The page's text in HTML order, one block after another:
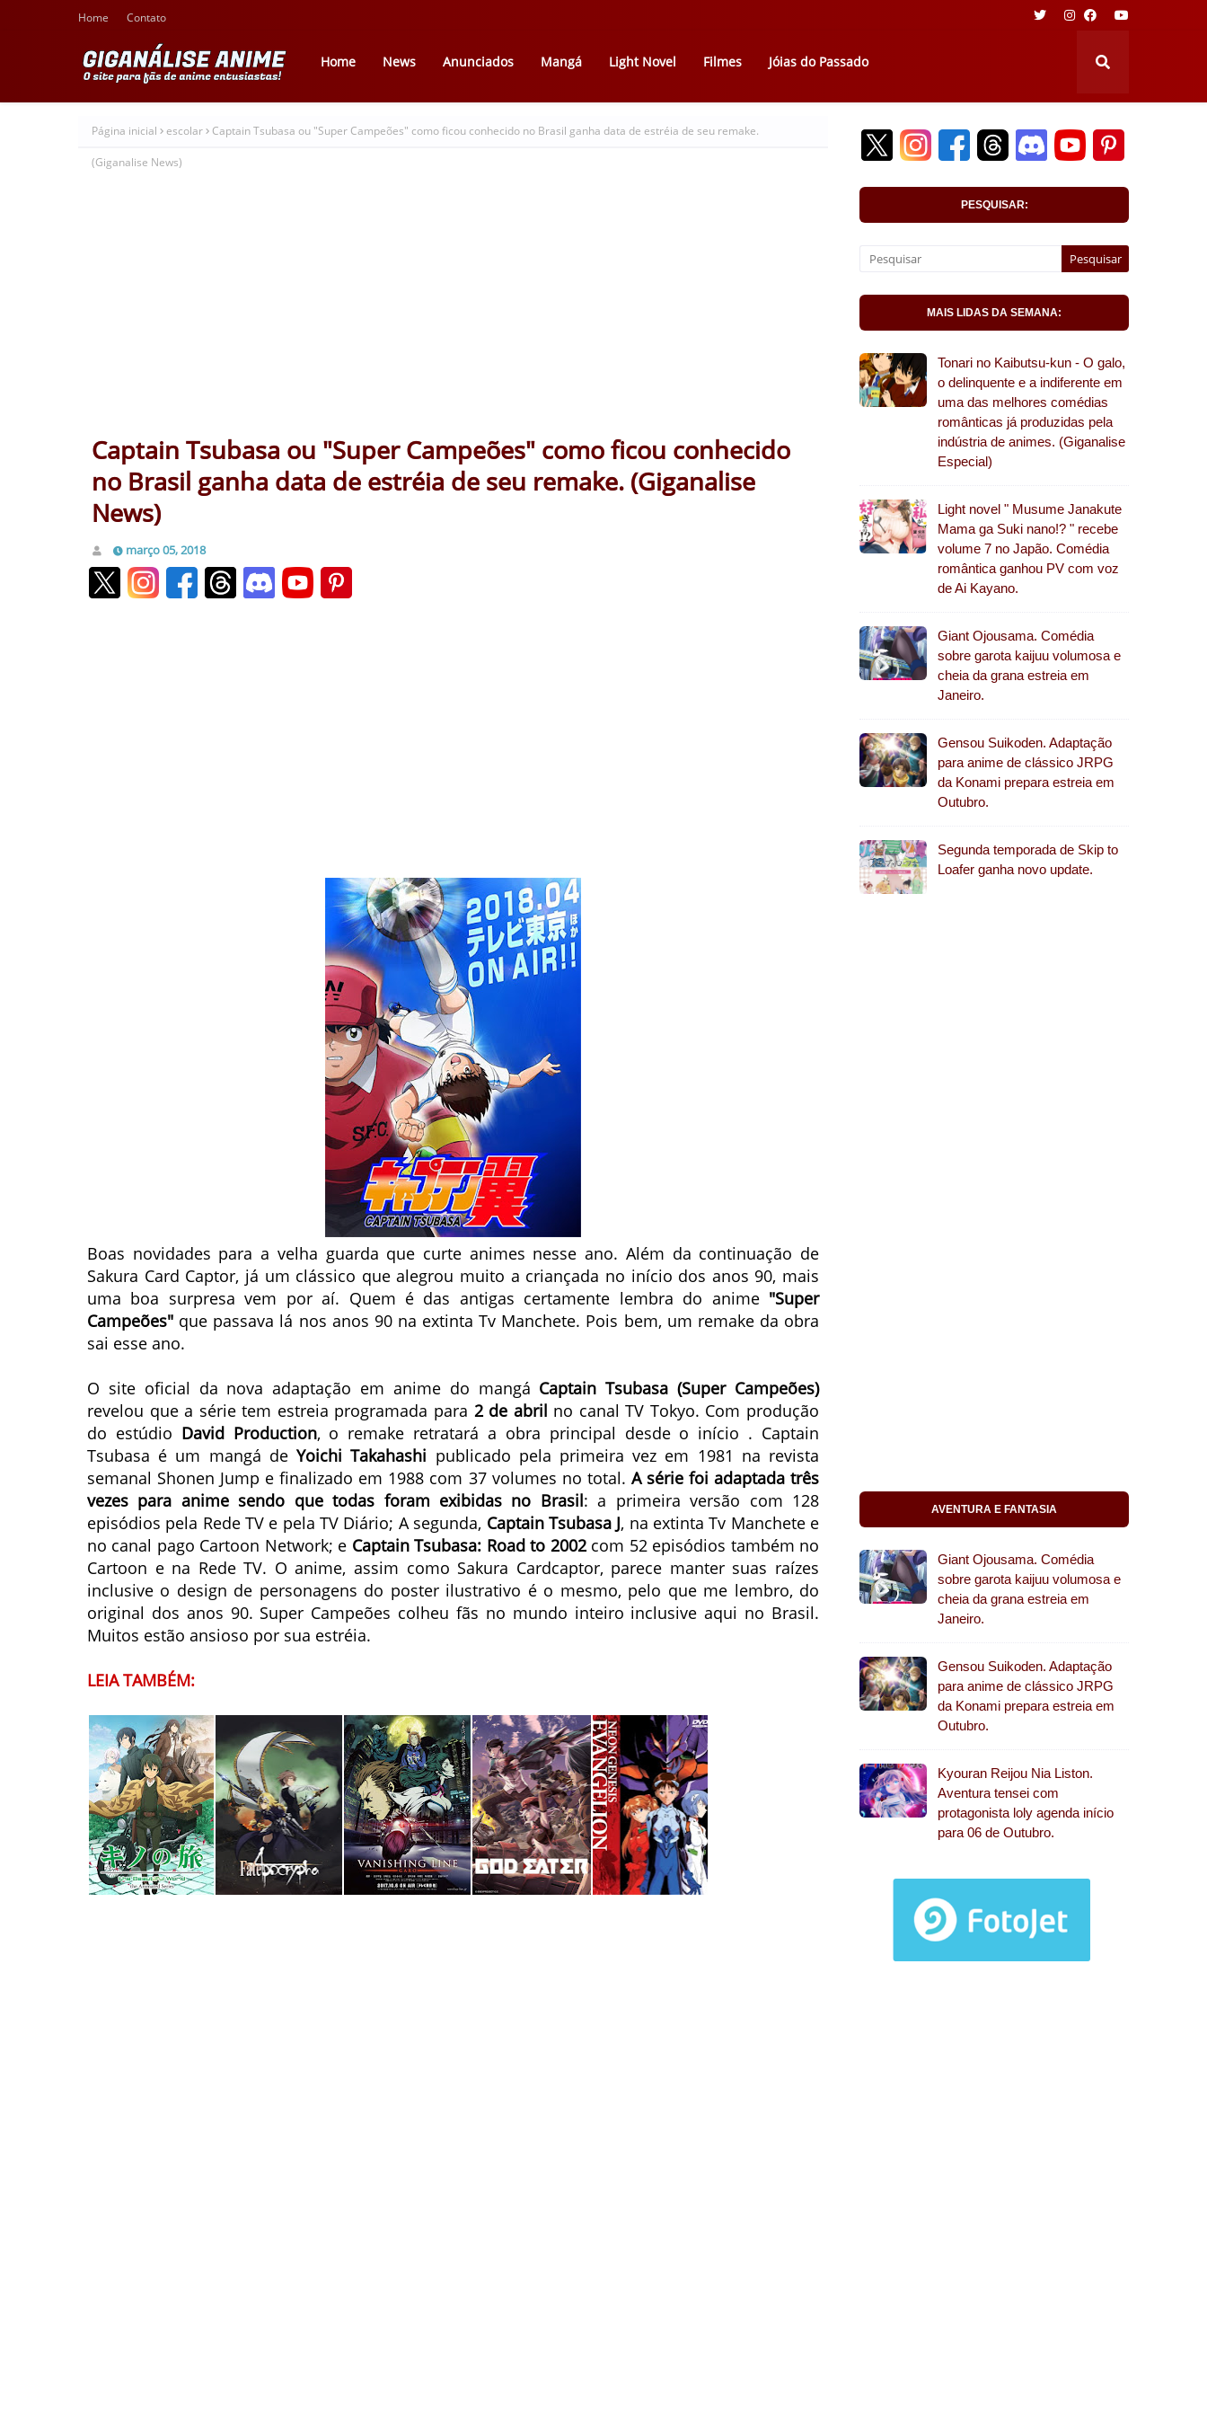
Home Contato
Home News Anunciados Mangá Light Novel Filmes Jóias do Passado
Página inicial escolar Captain Tsubasa ou "Super Campeões" como ficou conhecido no Brasil ganha data de estréia de seu remake.
(Giganalise News)
Captain Tsubasa ou "Super Campeões" como ficou conhecido
no Brasil ganha data de estréia de seu remake. (Giganalise
News)
março 05, 2018
Boas novidades para a velha guarda que curte animes nesse ano. Além da continuação de
Sakura Card Captor, já um clássico que alegrou muito a criançada no início dos anos 90, mais
uma boa surpresa vem por aí. Quem é das antigas certamente lembra do anime "Super
Campeões" que passava lá nos anos 90 na extinta Tv Manchete. Pois bem, um remake da obra
sai esse ano.
O site oficial da nova adaptação em anime do mangá Captain Tsubasa (Super Campeões)
revelou que a série tem estreia programada para 2 de abril no canal TV Tokyo. Com produção
do estúdio David Production, o remake retratará a obra principal desde o início . Captain
Tsubasa é um mangá deYoichi Takahashi publicado pela primeira vez em 1981 na revista
semanal Shonen Jump e finalizado em 1988 com 37 volumes no total. A série foi adaptada três
vezes para anime sendo que todas foram exibidas no Brasil: a primeira versão com 128
episódios pela Rede TV e pela TV Diário; A segunda, Captain Tsubasa J, na extinta Tv Manchete e
no canal pago Cartoon Network; e Captain Tsubasa: Road to 2002com 52 episódios também no
Cartoon e na Rede TV. O anime, assim como Sakura Cardcaptor, parece manter suas raízes
inclusive o design de personagens do poster ilustrativo é o mesmo, pelo que me lembro, do
original dos anos 90. Super Campeões colheu fãs no mundo inteiro inclusive aqui no Brasil.
Muitos estão ansioso por sua estréia.
LEIA TAMBÉM:
PESQUISAR:
MAIS LIDAS DA SEMANA:
Tonari no Kaibutsu-kun - O galo,
o delinquente e a indiferente em
uma das melhores comédias
românticas já produzidas pela
indústria de animes. (Giganalise
Especial)
Light novel " Musume Janakute
Mama ga Suki nano!? " recebe
volume 7 no Japão. Comédia
romântica ganhou PV com voz
de Ai Kayano.
Giant Ojousama. Comédia
sobre garota kaijuu volumosa e
cheia da grana estreia em
Janeiro.
Gensou Suikoden. Adaptação
para anime de clássico JRPG
da Konami prepara estreia em
Outubro.
Segunda temporada de Skip to
Loafer ganha novo update.
AVENTURA E FANTASIA
Giant Ojousama. Comédia
sobre garota kaijuu volumosa e
cheia da grana estreia em
Janeiro.
Gensou Suikoden. Adaptação
para anime de clássico JRPG
da Konami prepara estreia em
Outubro.
Kyouran Reijou Nia Liston.
Aventura tensei com
protagonista loly agenda início
para 06 de Outubro.